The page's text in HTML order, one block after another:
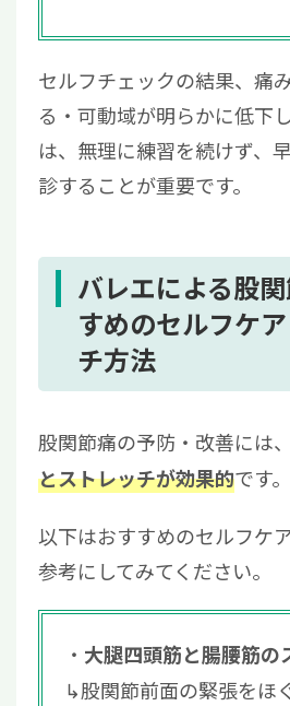
セルフチェックの結果、痛
る・可動域が明らかに低下
は、無理に練習を続けず、
診することが重要です。
バレエによる股
すめのセルフケ
チ方法
股関節痛の予防・改善には、
とストレッチが効果的です。
以下はおすすめのセルフケ
参考にしてみてください。
大腿四頭筋と腸腰筋の
↳股関節前面の緊張をほ